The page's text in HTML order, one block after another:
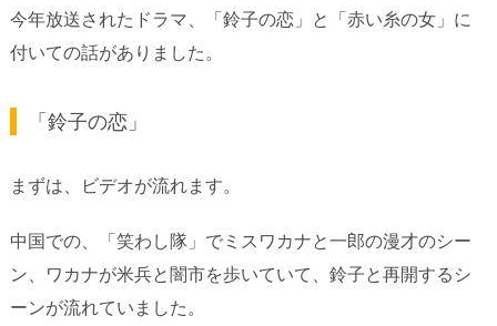
今年放送されたドラマ、「鈴子の恋」と「赤い糸の女」に
付いての話がありました。
「鈴子の恋」
まずは、ビデオが流れます。
中国での、「笑わし隊」でミスワカナと一郎の漫才のシー
ン、ワカナが米兵と闇市を歩いていて、鈴子と再開するシ
ーンが流れていました。